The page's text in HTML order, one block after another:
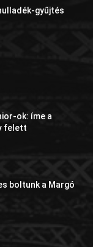
gyűjtés
ok: íme a
felett
boltunk a Margó